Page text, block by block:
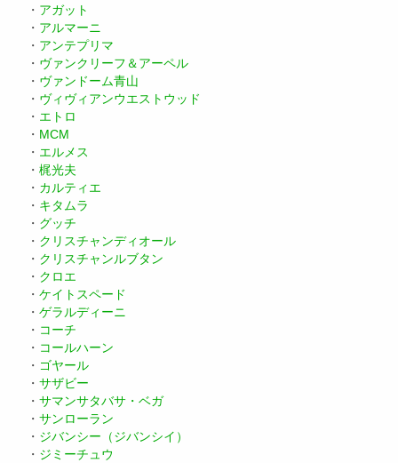
・ アガット
・ アルマーニ
・ アンテプリマ
・ ヴァンクリーフ＆アーペル
・ ヴァンドーム青山
・ ヴィヴィアンウエストウッド
・ エトロ
・ MCM
・ エルメス
・ 梶光夫
・ カルティエ
・ キタムラ
・ グッチ
・ クリスチャンディオール
・ クリスチャンルブタン
・ クロエ
・ ケイトスペード
・ ゲラルディーニ
・ コーチ
・ コールハーン
・ ゴヤール
・ サザビー
・ サマンサタバサ・ベガ
・ サンローラン
・ ジバンシー（ジバンシイ）
・ ジミーチュウ